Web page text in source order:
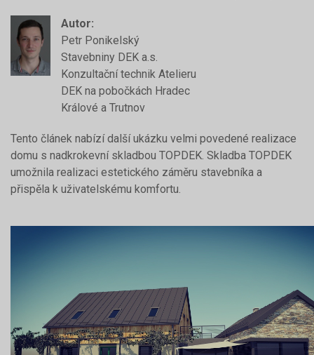
Autor:
Petr Ponikelský
Stavebniny DEK a.s.
Konzultační technik Atelieru
DEK na pobočkách Hradec
Králové a Trutnov
Tento článek nabízí další ukázku velmi povedené realizace
domu s nadkrokevní skladbou TOPDEK. Skladba TOPDEK
umožnila realizaci estetického záměru stavebníka a
přispěla k uživatelskému komfortu.